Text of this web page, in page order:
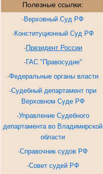
Полезные ссылки:
· Верховный Суд РФ
· Конституционный Суд РФ
· Президент России
· ГАС "Правосудие"
·Федеральные органы власти
·Судебный департамент при
Верховном Суде РФ
·Управление Судебного
департамента во Владимирской
области
·Справочник судов РФ
·Совет судей РФ